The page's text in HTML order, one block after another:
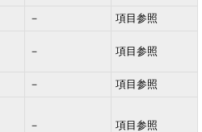
－ 項目参照
－ 項目参照
－ 項目参照
－ 項目参照